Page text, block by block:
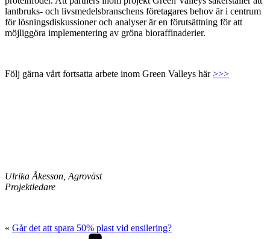
lantbruks- och livsmedelsbranschens företagares behov är i centrum
för lösningsdiskussioner och analyser är en förutsättning för att
möjliggöra implementering av gröna bioraffinaderier.
Följ gärna vårt fortsatta arbete inom Green Valleys här>>>
Ulrika Åkesson, Agroväst
Projektledare
« Går det att spara 50% plast vid ensilering?